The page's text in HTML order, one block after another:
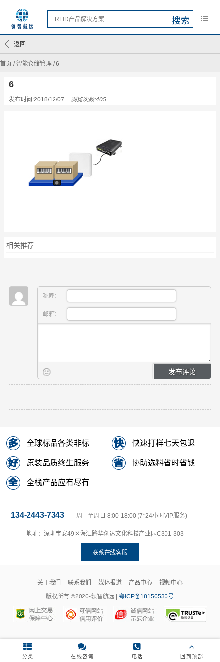
首页 /智能仓储管理 /6
返回
6
发布时间:2018/12/07 浏览次数:405
相关推荐
称呼：
邮箱：
全球标品各类非标 快速打样七天包退
原装品质终生服务 协助选料省时省钱
全栈产品应有尽有
134-2443-7343 周一至周日 8:00-18:00 (7*24小时VIP服务)
地址：深圳宝安49区海汇路华创达文化科技产业园C301-303
联系在线客服
关于我们 联系我们 媒体报道 产品中心
视频中心
版权所有 ©2026-领智航远 |粤ICP备18156536号
分类 在线咨询 电话 回到顶部